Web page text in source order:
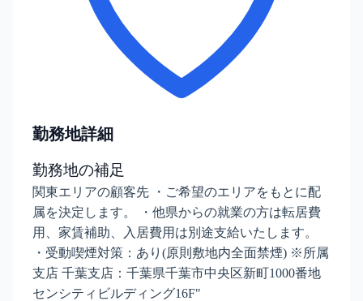
勤務地詳細
勤務地の補足
関東エリアの顧客先 ・ご希望のエリアをもとに配
属を決定します。 ・他県からの就業の方は転居費
用、家賃補助、入居費用は別途支給いたします。
・受動喫煙対策：あり(原則敷地内全面禁煙) ※所属
支店 千葉支店：千葉県千葉市中央区新町1000番地
センシティビルディング16F"